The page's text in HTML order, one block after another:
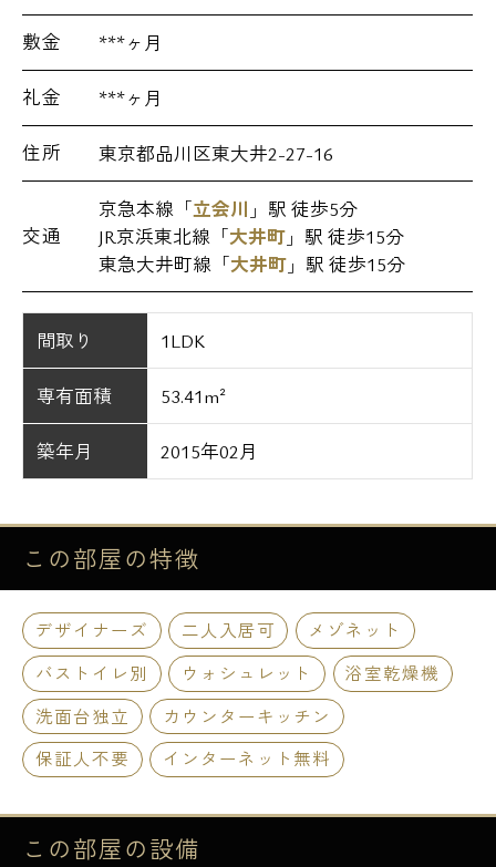
敷金 ***ヶ月
礼金 ***ヶ月
住所 東京都品川区東大井2-27-16
交通
京急本線「立会川 」駅 徒歩5分
JR京浜東北線「大井町 」駅 徒歩15分
東急大井町線「大井町 」駅 徒歩15分
間取り 1LDK
専有面積 53.41m²
築年月 2015年02月
この部屋の特徴
デザイナーズ 二人入居可
メゾネット
バストイレ別
ウォシュレット
浴室乾燥機
洗面台独立
カウンターキッチン
保証人不要
インターネット無料
この部屋の設備